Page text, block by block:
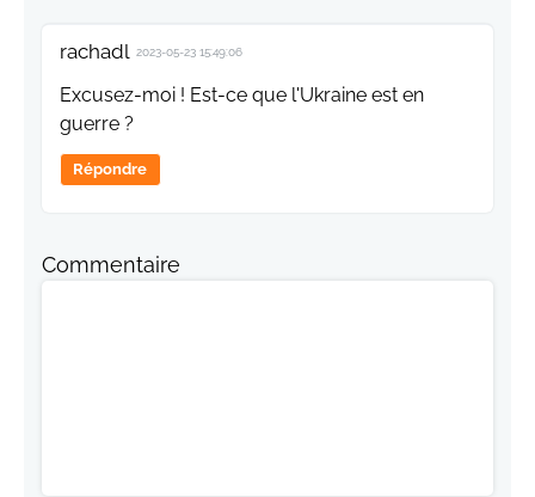
rachadl 2023-05-23 15:49:06
Excusez-moi ! Est-ce que l'Ukraine est en
guerre ?
Répondre
Commentaire